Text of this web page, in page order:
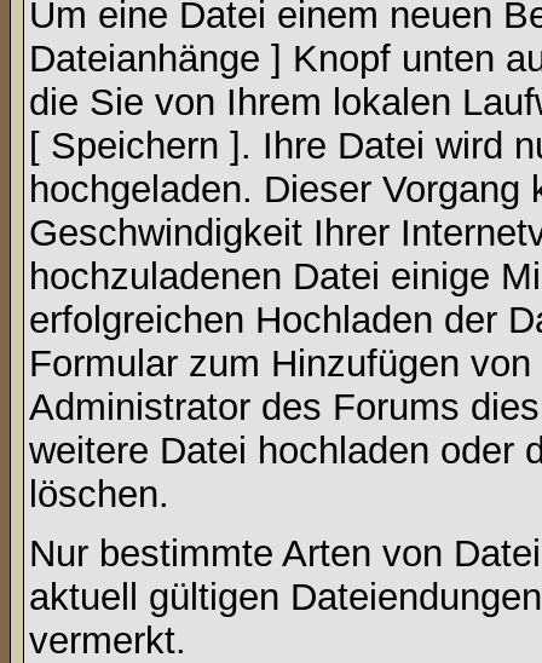
Um eine Datei einem neuen
Dateianhänge ] Knopf unten
die Sie von Ihrem lokalen
[ Speichern ]. Ihre Datei wird
hochgeladen. Dieser Vorgang
Geschwindigkeit Ihrer
hochzuladenen Datei einige
erfolgreichen Hochladen der
Formular zum Hinzufügen
Administrator des Forums
weitere Datei hochladen oder
löschen.
Nur bestimmte Arten von
aktuell gültigen
vermerkt.